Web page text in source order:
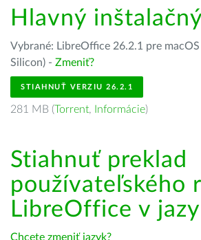
Hlavný
Vybrané: LibreOffice 26.2.1 pre
Silicon) - Zmeniť?
STIAHNUŤ VERZIU 26.2.1
281 MB (Torrent, Informácie)
Stiahnuť preklad
používateľského
LibreOffice v
Chcete zmeniť jazyk?